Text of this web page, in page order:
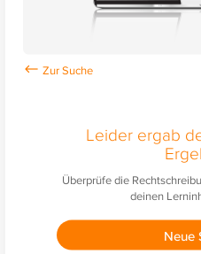
Leider ergab
Überprüfe die
deinen
Neue